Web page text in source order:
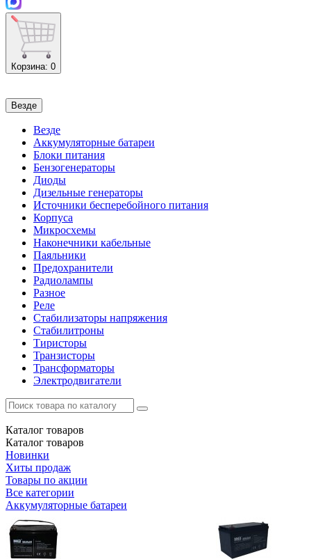
Корзина: 0
Везде
Везде
Аккумуляторные батареи
Блоки питания
Бензогенераторы
Диоды
Дизельные генераторы
Источники бесперебойного питания
Корпуса
Микросхемы
Наконечники кабельные
Паяльники
Предохранители
Радиолампы
Разное
Реле
Стабилизаторы напряжения
Стабилитроны
Тиристоры
Транзисторы
Трансформаторы
Электродвигатели
Каталог товаров
Каталог товаров
Новинки
Хиты продаж
Товары по акции
Все категории
Аккумуляторные батареи